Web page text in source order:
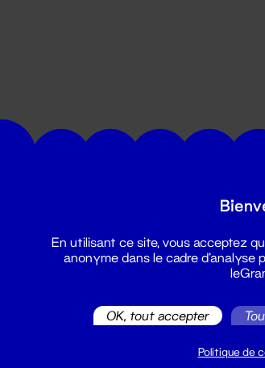
toutes les
Billetterie
billetterie@leGrandT.fr
En utilisant ce site, vous acceptez
anonyme dans le cadre d'analyse
OK, tout accepter
Politique de